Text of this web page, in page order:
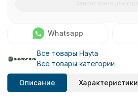
Whatsapp
Все товары Hayta
Все товары категории
Описание Характеристики